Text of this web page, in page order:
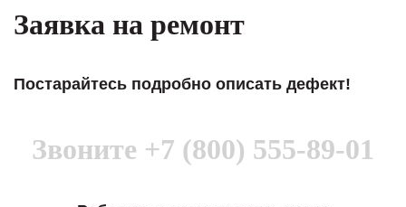
Заявка на ремонт
Постарайтесь подробно описать дефект!
Звоните +7 (800) 555-89-01